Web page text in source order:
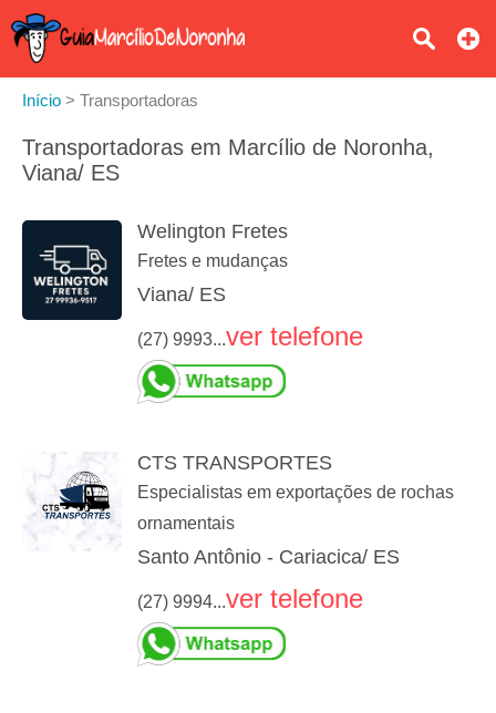
Início > Transportadoras
Transportadoras em Marcílio de Noronha,
Viana/ ES
Welington Fretes
Fretes e mudanças
Viana/ ES
(27) 9993...ver telefone
CTS TRANSPORTES
Especialistas em exportações de rochas
ornamentais
Santo Antônio - Cariacica/ ES
(27) 9994...ver telefone